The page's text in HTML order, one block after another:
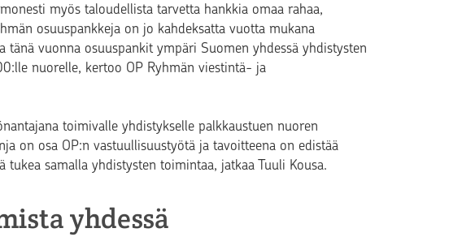
myös taloudellista tarvetta hankkia omaa rahaa,
osuuspankkeja on jo kahdeksatta vuotta mukana
tänä vuonna osuuspankit ympäri Suomen yhdessä yhdistysten
nuorelle, kertoo OP Ryhmän viestintä- ja
toimivalle yhdistykselle palkkaustuen nuoren
on osa OP:n vastuullisuustyötä ja tavoitteena on edistää
samalla yhdistysten toimintaa, jatkaa Tuuli Kousa.
yhdessä